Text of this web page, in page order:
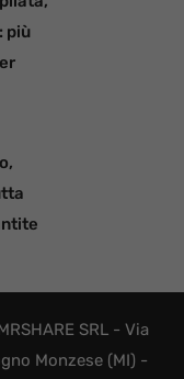
più
SRL - Via
Monzese (MI) -